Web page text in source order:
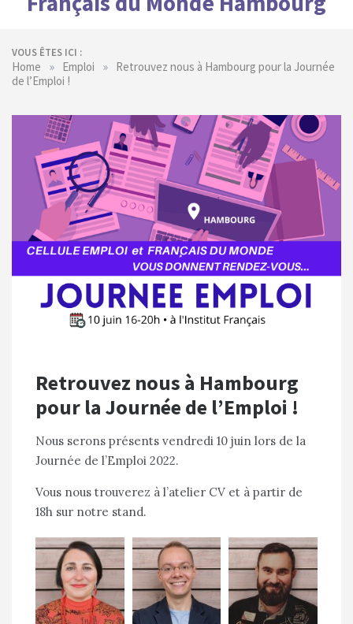
VOUS ÊTES ICI :
Home » Emploi » Retrouvez nous à Hambourg pour la Journée
de l’Emploi !
Retrouvez nous à Hambourg
pour la Journée de l’Emploi !
Nous serons présents vendredi 10 juin lors de la
Journée de l’Emploi 2022.
Vous nous trouverez à l’atelier CV et à partir de
18h sur notre stand.